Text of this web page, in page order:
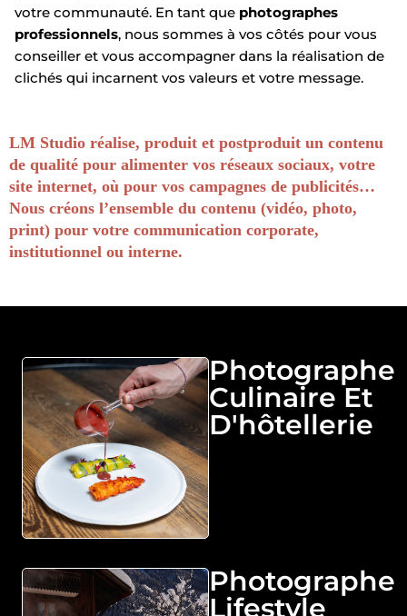
votre communauté. En tant que photographes
professionnels, nous sommes à vos côtés pour vous
conseiller et vous accompagner dans la réalisation de
clichés qui incarnent vos valeurs et votre message.
LM Studio réalise, produit et postproduit un contenu
de qualité pour alimenter vos réseaux sociaux, votre
site internet, où pour vos campagnes de publicités…
Nous créons l’ensemble du contenu (vidéo, photo,
print) pour votre communication corporate,
institutionnel ou interne.
Photographe
Culinaire Et
D'hôtellerie
Photographe
Lifestyle